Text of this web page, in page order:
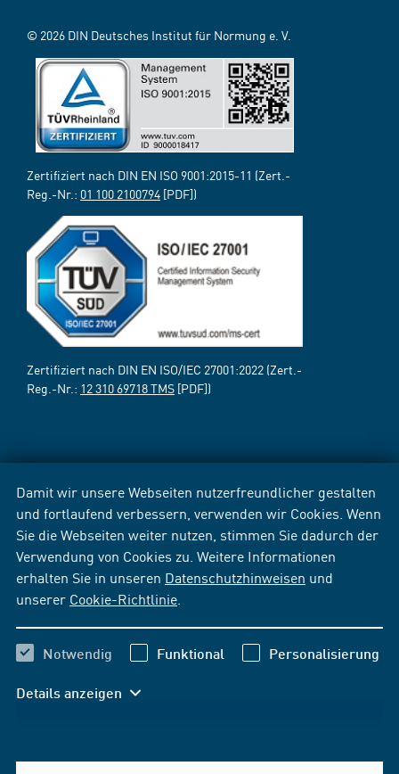
Damit wir unsere Webseiten nutzerfreundlicher gestalten
und fortlaufend verbessern, verwenden wir Cookies. Wenn
Sie die Webseiten weiter nutzen, stimmen Sie dadurch der
Verwendung von Cookies zu. Weitere Informationen
erhalten Sie in unseren Datenschutzhinweisen und
unserer Cookie-Richtlinie
Notwendig Funktional Personalisierung
Details anzeigen
© 2026 DIN Deutsches Institut für Normung e. V.
Zertifiziert nach DIN EN ISO 9001:2015-11 (Zert.-
Reg.-Nr.: 01 100 2100794 [PDF])
Zertifiziert nach DIN EN ISO/IEC 27001:2022 (Zert.-
Reg.-Nr.: 12 310 69718 TMS [PDF])